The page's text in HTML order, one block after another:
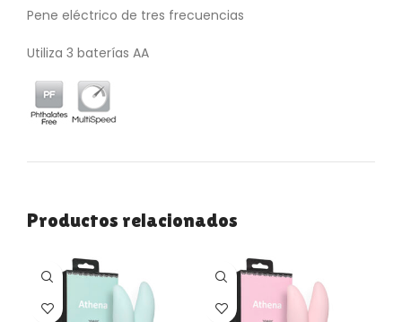
Pene eléctrico de tres frecuencias
Utiliza 3 baterías AA
Productos relacionados